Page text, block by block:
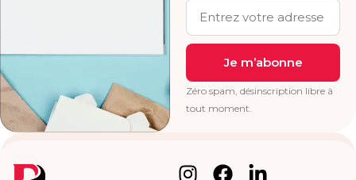
Je m’abonne
Zéro spam, désinscription libre à
tout moment.